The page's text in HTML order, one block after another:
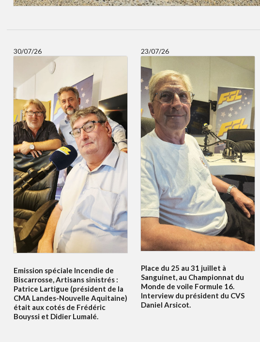
30/07/26
Emission spéciale Incendie de
Biscarrosse, Artisans sinistrés :
Patrice Lartigue (président de la
CMA Landes-Nouvelle Aquitaine)
était aux cotés de Frédéric
Bouyssi et Didier Lumalé.
23/07/26
Place du 25 au 31 juillet à
Sanguinet, au Championnat du
Monde de voile Formule 16.
Interview du président du CVS
Daniel Arsicot.